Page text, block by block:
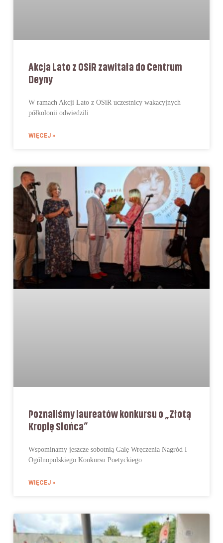
Akcja Lato z OSiR zawitała do Centrum
Deyny
W ramach Akcji Lato z OSiR uczestnicy wakacyjnych
półkolonii odwiedzili
WIĘCEJ »
Poznaliśmy laureatów konkursu o „Złotą
Kroplę Słońca”
Wspominamy jeszcze sobotnią Galę Wręczenia Nagród I
Ogólnopolskiego Konkursu Poetyckiego
WIĘCEJ »